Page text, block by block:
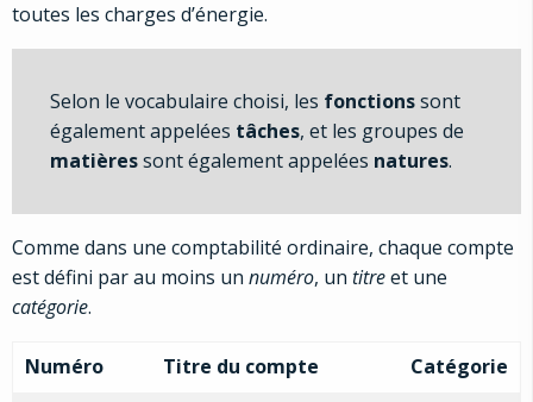
toutes les charges d’énergie.
Selon le vocabulaire choisi, les fonctionssont
également appelées tâches, et les groupes de
matièressont également appelées natures.
Comme dans une comptabilité ordinaire, chaque compte
est défini par au moins un numéro, un titreet une
catégorie.
Numéro Titre du compte Catégorie